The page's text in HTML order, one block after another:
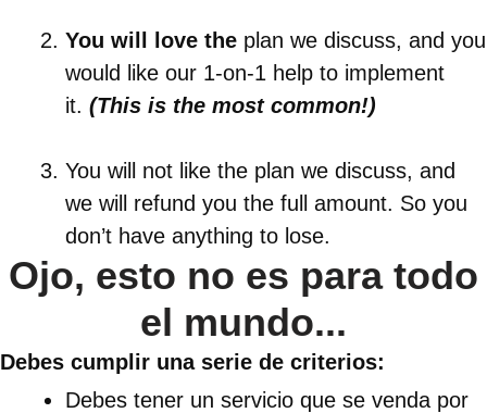
You will love the plan we discuss, and you
would like our 1-on-1 help to implement
it. (This is the most common!)
You will not like the plan we discuss, and
we will refund you the full amount. So you
don’t have anything to lose.
Ojo, esto no es para todo
el mundo...
Debes cumplir una serie de criterios:
Debes tener un servicio que se venda por